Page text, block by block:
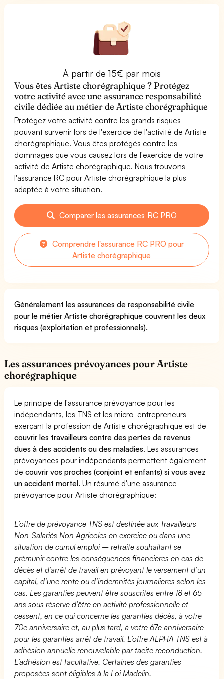
À partir de 15€ par mois
Vous êtes Artiste chorégraphique ? Protégez
votre activité avec une assurance responsabilité
civile dédiée au métier de Artiste chorégraphique
Protégez votre activité contre les grands risques
pouvant survenir lors de l'exercice de l'activité de Artiste
chorégraphique. Vous êtes protégés contre les
dommages que vous causez lors de l'exercice de votre
activité de Artiste chorégraphique. Nous trouvons
l'assurance RC pour Artiste chorégraphique la plus
adaptée à votre situation.
Comparer les assurances RC PRO
Comprendre l'assurance RC PRO pour
Artiste chorégraphique
Généralement les assurances de responsabilité civile
pour le métier Artiste chorégraphique couvrent les deux
risques (exploitation et professionnels).
Les assurances prévoyances pour Artiste
chorégraphique
Le principe de l'assurance prévoyance pour les
indépendants, les TNS et les micro-entrepreneurs
exerçant la profession de Artiste chorégraphique est de
couvrir les travailleurs contre des pertes de revenus
dues à des accidents ou des maladies. Les assurances
prévoyances pour indépendants permettent également
decouvrir vos proches (conjoint et enfants) si vous avez
un accident mortel. Un résumé d'une assurance
prévoyance pour Artiste chorégraphique:
L’offre de prévoyance TNS est destinée aux Travailleurs
Non-Salariés Non Agricoles en exercice ou dans une
situation de cumul emploi – retraite souhaitant se
prémunir contre les conséquences financières en cas de
décès et d’arrêt de travail en prévoyant le versement d’un
capital, d’une rente ou d’indemnités journalières selon les
cas. Les garanties peuvent être souscrites entre 18 et 65
ans sous réserve d’être en activité professionnelle et
cessent, en ce qui concerne les garanties décès, à votre
70e anniversaire et, au plus tard, à votre 67e anniversaire
pour les garanties arrêt de travail. L’offre ALPHA TNS est à
adhésion annuelle renouvelable par tacite reconduction.
L’adhésion est facultative. Certaines des garanties
proposées sont éligibles à la Loi Madelin.